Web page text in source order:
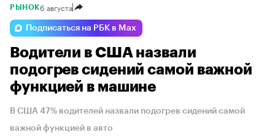
РЫНОК6 августа
Подписаться на РБК в Max
Водители в США назвали
подогрев сидений самой важной
функцией в машине
В США 47% водителей назвали подогрев сидений самой
важной функцией в авто